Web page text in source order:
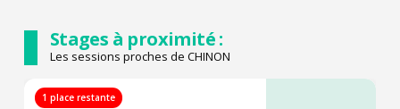
Stages à proximité :
Les sessions proches de CHINON
1 place restante